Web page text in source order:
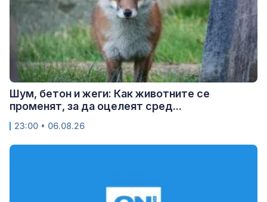
Шум, бетон и жеги: Как животните се
променят, за да оцелеят сред...
23:00 • 06.08.26